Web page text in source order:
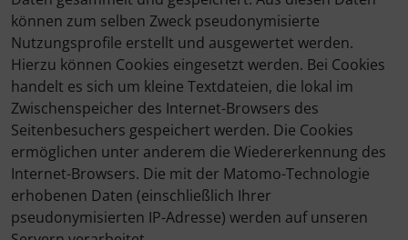
können zum selben Zweck pseudonymisierte
Nutzungsprofile erstellt und ausgewertet werden.
Hierzu können Cookies eingesetzt werden. Bei Cookies
handelt es sich um kleine Textdateien, die lokal im
Zwischenspeicher des Internet-Browsers des
Seitenbesuchers gespeichert werden. Die Cookies
ermöglichen unter anderem die Wiedererkennung des
Internet-Browsers. Die mit der Matomo-Technologie
erhobenen Daten (einschließlich Ihrer
pseudonymisierten IP-Adresse) werden auf unseren